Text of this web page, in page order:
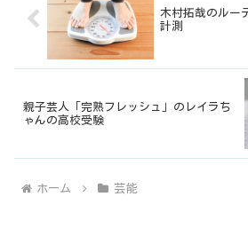
木村拓哉のルー
計測
親子芸人「完熟フレッシュ」のレイラち
ゃんの高校受験
ホーム 芸能